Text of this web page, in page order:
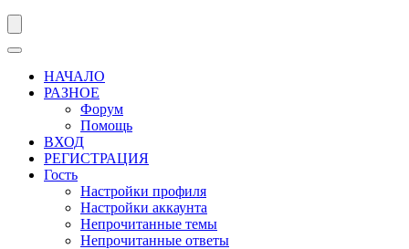
НАЧАЛО
РАЗНОЕ
Форум
Помощь
ВХОД
РЕГИСТРАЦИЯ
Гость
Настройки профиля
Настройки аккаунта
Непрочитанные темы
Непрочитанные ответы